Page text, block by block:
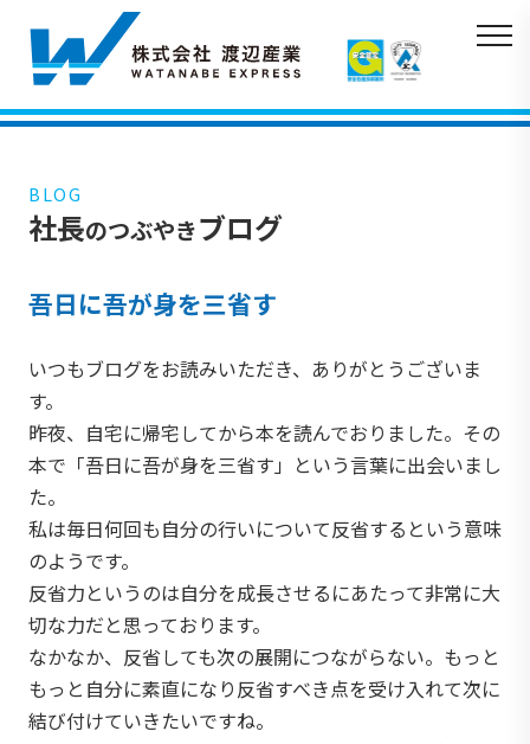
BLOG
社長のつぶやきブログ
吾日に吾が身を三省す
いつもブログをお読みいただき、ありがとうございま
す。
昨夜、自宅に帰宅してから本を読んでおりました。その
本で「吾日に吾が身を三省す」という言葉に出会いまし
た。
私は毎日何回も自分の行いについて反省するという意味
のようです。
反省力というのは自分を成長させるにあたって非常に大
切な力だと思っております。
なかなか、反省しても次の展開につながらない。もっと
もっと自分に素直になり反省すべき点を受け入れて次に
結び付けていきたいですね。